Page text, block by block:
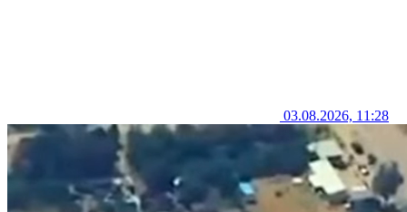
03.08.2026, 11:28